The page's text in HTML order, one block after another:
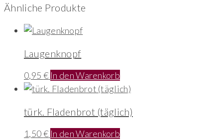
Ähnliche Produkte
Laugenknopf
0,95 € In den Warenkorb
türk. Fladenbrot (täglich)
1,50€ In den Warenkorb